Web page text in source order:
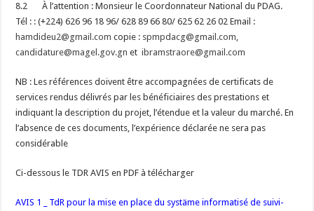
8.2 À l’attention : Monsieur le Coordonnateur National du PDAG.
Tél : : (+224) 626 96 18 96/ 628 89 66 80/ 625 62 26 02 Email :
hamdideu2@gmail.com copie : spmpdacg@gmail.com,
candidature@magel.gov.gn etibramstraore@gmail.com
NB : Les références doivent être accompagnées de certificats de
services rendus délivrés par les bénéficiaires des prestations et
indiquant la description du projet, l’étendue et la valeur du marché. En
l’absence de ces documents, l’expérience déclarée ne sera pas
considérable
Ci-dessous le TDR AVIS en PDF à télécharger
AVIS 1 _ TdR pour la mise en place du systäme informatisé de suivi-